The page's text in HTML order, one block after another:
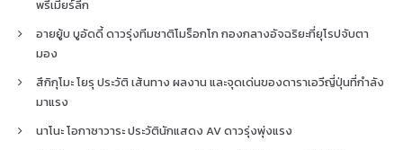
พรีเมียร์ลีก
อายยู้บ บูอัดดี้ ดาวรุ่งทีมชาติโมร็อกโก กองกลางอัจฉริยะที่ยุโรปจับตา
มอง
สึกิกุโมะ โยรุ ประวัติ เส้นทาง ผลงาน และจุดเด่นของดาราเอวีญี่ปุ่นที่กำลัง
มาแรง
นาโนะ โอกาซาวาระ ประวัตินักแสดง AV ดาวรุ่งพุ่งแรง